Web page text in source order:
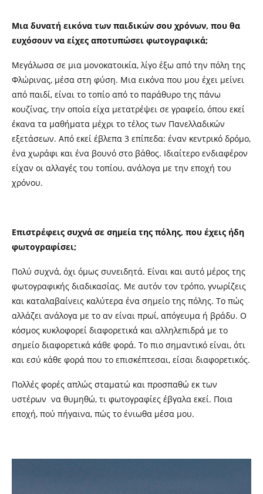
Μια δυνατή εικόνα των παιδικών σου χρόνων, που θα
ευχόσουν να είχες αποτυπώσει φωτογραφικά;
Μεγάλωσα σε μια μονοκατοικία, λίγο έξω από την πόλη της
Φλώρινας, μέσα στη φύση. Μια εικόνα που μου έχει μείνει
από παιδί, είναι το τοπίο από το παράθυρο της πάνω
κουζίνας, την οποία είχα μετατρέψει σε γραφείο, όπου εκεί
έκανα τα μαθήματα μέχρι το τέλος των Πανελλαδικών
εξετάσεων. Από εκεί έβλεπα 3 επίπεδα: έναν κεντρικό δρόμο,
ένα χωράφι και ένα βουνό στο βάθος. Ιδιαίτερο ενδιαφέρον
είχαν οι αλλαγές του τοπίου, ανάλογα με την εποχή του
χρόνου.
Επιστρέφεις συχνά σε σημεία της πόλης, που έχεις ήδη
φωτογραφίσει;
Πολύ συχνά, όχι όμως συνειδητά. Είναι και αυτό μέρος της
φωτογραφικής διαδικασίας. Με αυτόν τον τρόπο, γνωρίζεις
και καταλαβαίνεις καλύτερα ένα σημείο της πόλης. Το πώς
αλλάζει ανάλογα με το αν είναι πρωί, απόγευμα ή βράδυ. Ο
κόσμος κυκλοφορεί διαφορετικά και αλληλεπιδρά με το
σημείο διαφορετικά κάθε φορά. Το πιο σημαντικό είναι, ότι
και εσύ κάθε φορά που το επισκέπτεσαι, είσαι διαφορετικός.
Πολλές φορές απλώς σταματώ και προσπαθώ εκ των
υστέρων να θυμηθώ, τι φωτογραφίες έβγαλα εκεί. Ποια
εποχή, πού πήγαινα, πώς το ένιωθα μέσα μου.